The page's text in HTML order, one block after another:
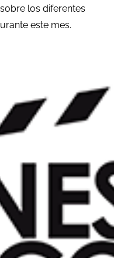
los diferentes
este mes.